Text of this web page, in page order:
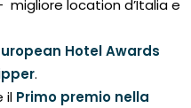
location d’Italia e
Hotel Awards
.
il Primo premio nella